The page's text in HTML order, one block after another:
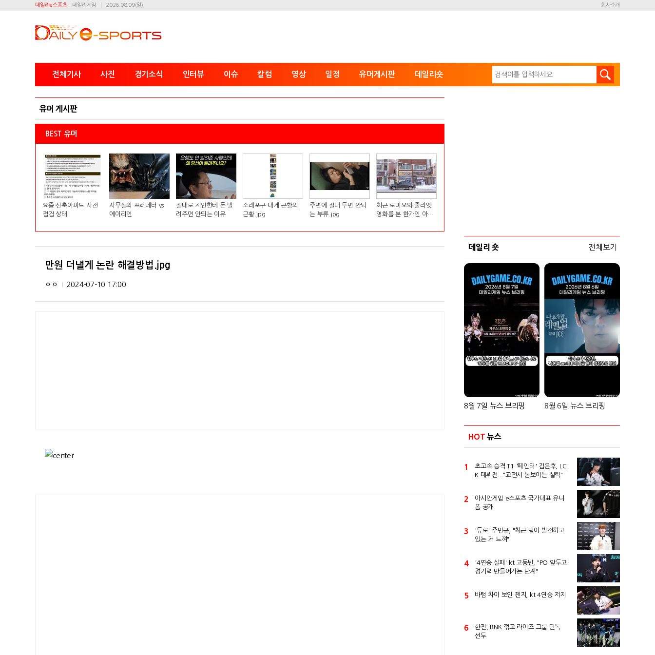
데일리e스포츠 데일리게임 2026.08.09(일) 회사소개
전체기사 사진 경기소식 인터뷰 이슈 칼럼 영상 일정 유머게시판 데일리숏
유머 게시판
BEST 유머
요즘 신축아파트 사전
점검 상태
사무실의 프레데터 vs
에이리언
절대로 지인한테 돈 빌
려주면 안되는 이유
소래포구 대게 근황의
근황.jpg
주변에 절대 두면 안되
는 부류.jpg
최근 로미오와 줄리엣
영화를 본 한가인 아들
만원 더낼게 논란 해결방법.jpg
ㅇㅇ 2024-07-10 17:00
데일리 숏 전체보기
8월 7일 뉴스 브리핑 8월 6일 뉴스 브리핑
HOT 뉴스
1
초고속 승격 T1 '페인터' 김은후, LC
K 데뷔전..."교전서 돋보이는 실력"
2
아시안게임 e스포츠 국가대표 유니
폼 공개
3
'듀로' 주민규, "최근 팀이 발전하고
있는 거 느껴"
4
'4연승 실패' kt 고동빈, "PO 앞두고
경기력 만들어가는 단계"
5 바텀 차이 보인 젠지, kt 4연승 저지
6
한진, BNK 꺾고 라이즈 그룹 단독
선두